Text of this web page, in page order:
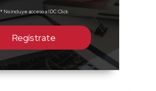
* No incluye acceso a IDC Click
Regístrate